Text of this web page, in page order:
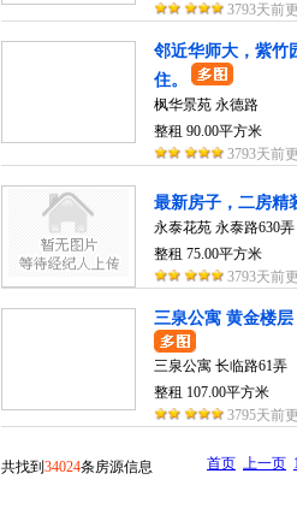
3793天前
邻近华师大，紫竹
住。
枫华景苑 永德路
整租 90.00平方米
3793天前
最新房子，二房精
永泰花苑 永泰路630弄
整租 75.00平方米
3793天前
三泉公寓 黄金楼
三泉公寓 长临路61弄
整租 107.00平方米
3795天前
共找到 34024条房源信息 首页 上一页